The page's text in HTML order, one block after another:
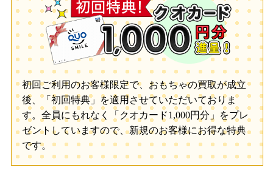
初回ご利用のお客様限定で、おもちゃの買取が成立
後、「初回特典」を適用させていただいておりま
す。全員にもれなく「クオカード1,000円分」をプレ
ゼントしていますので、新規のお客様にお得な特典
です。